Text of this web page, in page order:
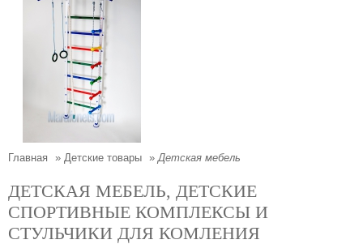
Главная » Детские товары »Детская мебель
ДЕТСКАЯ МЕБЕЛЬ, ДЕТСКИЕ
СПОРТИВНЫЕ КОМПЛЕКСЫ И
СТУЛЬЧИКИ ДЛЯ КОМЛЕНИЯ